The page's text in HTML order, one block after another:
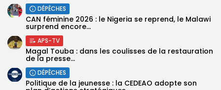
DÉPÊCHES
‎CAN féminine 2026 : le Nigeria se reprend, le Malawi
surprend encore...
APS-TV
Magal Touba : dans les coulisses de la restauration
de la presse...
DÉPÊCHES
Politique de la jeunesse : la CEDEAO adopte son